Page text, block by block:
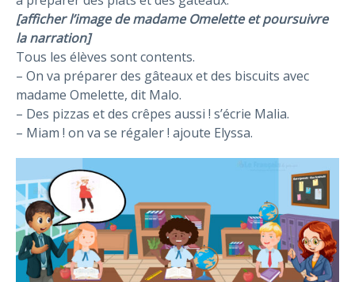
[afficher l’image de madame Omelette et poursuivre
la narration]
Tous les élèves sont contents.
– On va préparer des gâteaux et des biscuits avec
madame Omelette, dit Malo.
– Des pizzas et des crêpes aussi ! s’écrie Malia.
– Miam ! on va se régaler ! ajoute Elyssa.